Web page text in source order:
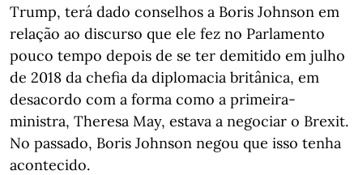
Trump, terá dado conselhos a Boris Johnson em
relação ao discurso que ele fez no Parlamento
pouco tempo depois de se ter demitido em julho
de 2018 da chefia da diplomacia britânica, em
desacordo com a forma como a primeira-
ministra, Theresa May, estava a negociar o Brexit.
No passado, Boris Johnson negou que isso tenha
acontecido.